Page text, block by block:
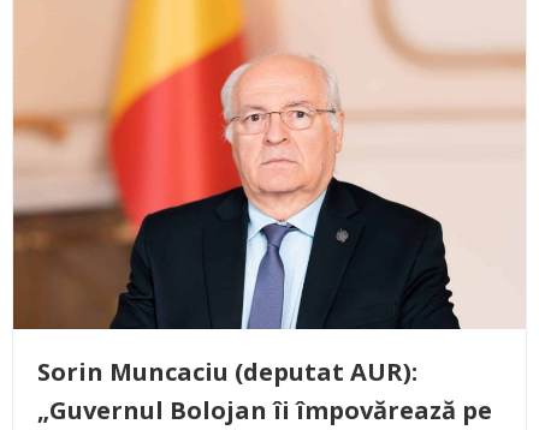
Sorin Muncaciu (deputat AUR):
„Guvernul Bolojan îi împovărează pe